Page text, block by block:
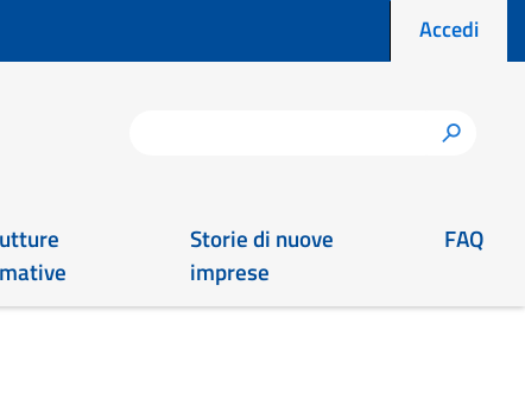
Menu
Accedi
h
Storie di nuove
imprese
FAQ